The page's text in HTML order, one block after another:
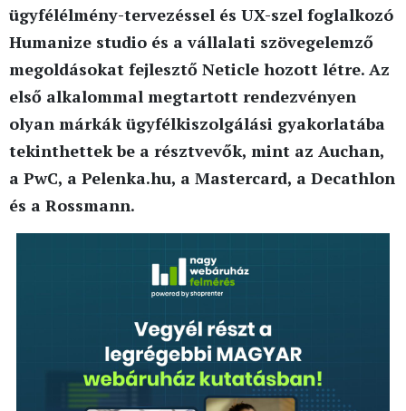
ügyfélélmény-tervezéssel és UX-szel foglalkozó
Humanize studio és a vállalati szövegelemző
megoldásokat fejlesztő Neticle hozott létre. Az
első alkalommal megtartott rendezvényen
olyan márkák ügyfélkiszolgálási gyakorlatába
tekinthettek be a résztvevők, mint az Auchan,
a PwC, a Pelenka.hu, a Mastercard, a Decathlon
és a Rossmann.